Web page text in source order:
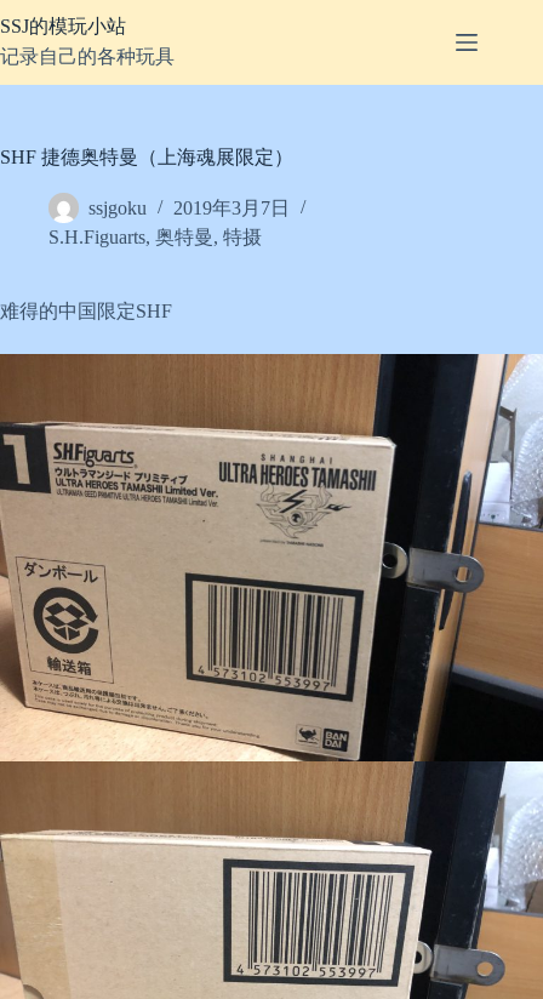
至
内
容
SSJ的模玩小站
记录自己的各种玩具
SHF 捷德奥特曼（上海魂展限定）
ssjgoku
2019年3月7日
S.H.Figuarts, 奥特曼, 特摄
难得的中国限定SHF